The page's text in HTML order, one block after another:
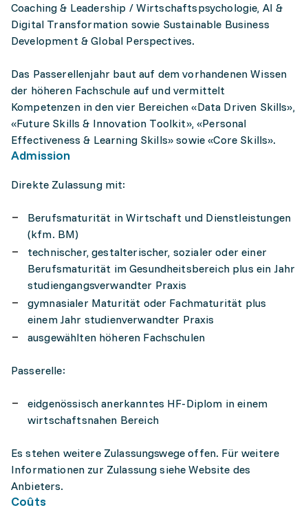
Coaching & Leadership / Wirtschaftspsychologie, AI &
Digital Transformation sowie Sustainable Business
Development & Global Perspectives.
Das Passerellenjahr baut auf dem vorhandenen Wissen
der höheren Fachschule auf und vermittelt
Kompetenzen in den vier Bereichen «Data Driven Skills»,
«Future Skills & Innovation Toolkit», «Personal
Effectiveness & Learning Skills» sowie «Core Skills».
Admission
Direkte Zulassung mit:
Berufsmaturität in Wirtschaft und Dienstleistungen
(kfm. BM)
technischer, gestalterischer, sozialer oder einer
Berufsmaturität im Gesundheitsbereich plus ein Jahr
studiengangsverwandter Praxis
gymnasialer Maturität oder Fachmaturität plus
einem Jahr studienverwandter Praxis
ausgewählten höheren Fachschulen
Passerelle:
eidgenössisch anerkanntes HF-Diplom in einem
wirtschaftsnahen Bereich
Es stehen weitere Zulassungswege offen. Für weitere
Informationen zur Zulassung siehe Website des
Anbieters.
Coûts